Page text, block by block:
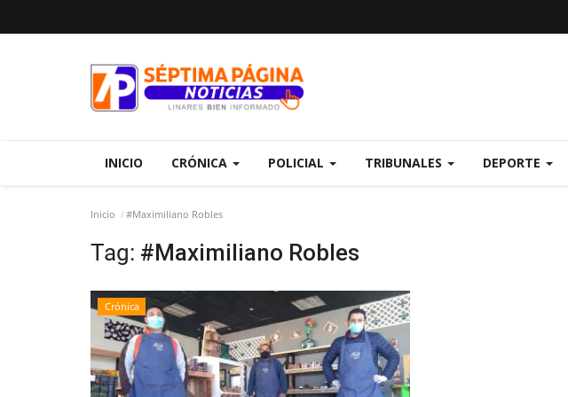
INICIO CRÓNICA POLICIAL TRIBUNALES DEPORTE
Inicio #Maximiliano Robles
Tag: #Maximiliano Robles
Crónica